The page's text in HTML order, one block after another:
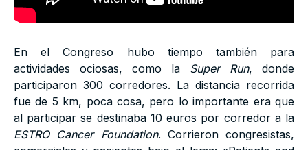
En el Congreso hubo tiempo también para
actividades ociosas, como la Super Run, donde
participaron 300 corredores. La distancia recorrida
fue de 5 km, poca cosa, pero lo importante era que
al participar se destinaba 10 euros por corredor a la
ESTRO Cancer Foundation. Corrieron congresistas,